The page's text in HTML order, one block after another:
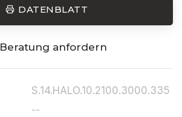
DATENBLATT
Beratung anfordern
S.14.HALO.10.2100.3000.335
--